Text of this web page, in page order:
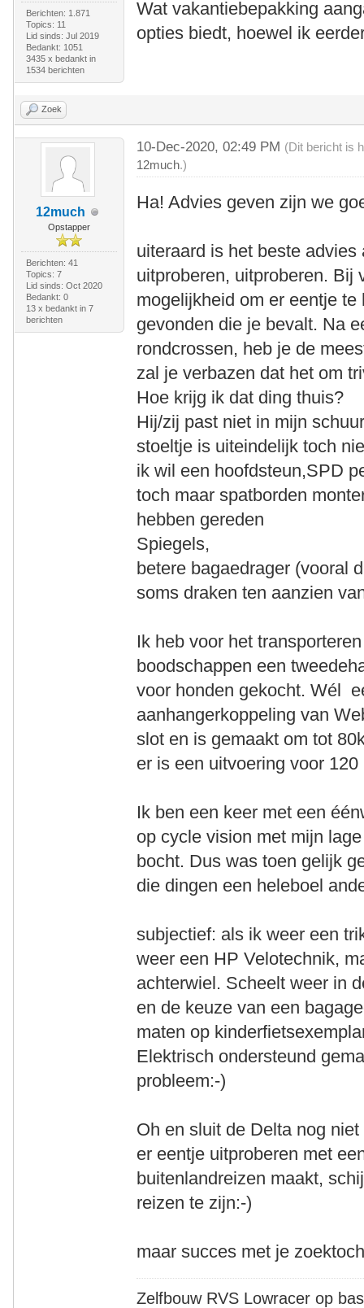
Berichten: 1.871
Topics: 11
Lid sinds: Jul 2019
Bedankt: 1051
3435 x bedankt in
1534 berichten
Wat vakantiebepakking
opties biedt, hoewel ik
Zoek
12much
Opstapper
Berichten: 41
Topics: 7
Lid sinds: Oct 2020
Bedankt: 0
13 x bedankt in 7
berichten
10-Dec-2020, 02:49 PM (Dit bericht is
12much.)
Ha! Advies geven zijn we
uiteraard is het beste
uitproberen, uitproberen. Bij
mogelijkheid om er eentje
gevonden die je bevalt. Na
rondcrossen, heb je de
zal je verbazen dat het om
Hoe krijg ik dat ding thuis?
Hij/zij past niet in mijn
stoeltje is uiteindelijk toch
ik wil een hoofdsteun,SPD
toch maar spatborden
hebben gereden
Spiegels,
betere bagaedrager (vooral
soms draken ten aanzien
Ik heb voor het
boodschappen een
voor honden gekocht. Wél
aanhangerkoppeling van
slot en is gemaakt om tot
er is een uitvoering voor 120
Ik ben een keer met een
op cycle vision met mijn
bocht. Dus was toen gelijk
die dingen een heleboel
subjectief: als ik weer een
weer een HP Velotechnik,
achterwiel. Scheelt weer in
en de keuze van een
maten op
Elektrisch ondersteund
probleem:-)
Oh en sluit de Delta nog
er eentje uitproberen met
buitenlandreizen maakt,
reizen te zijn:-)
maar succes met je
Zelfbouw RVS Lowracer op